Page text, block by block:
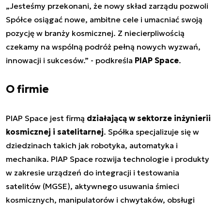
„Jesteśmy przekonani, że nowy skład zarządu pozwoli
Spółce osiągać nowe, ambitne cele i umacniać swoją
pozycję w branży kosmicznej. Z niecierpliwością
czekamy na wspólną podróż pełną nowych wyzwań,
innowacji i sukcesów.” - podkreśla PIAP Space.
O firmie
PIAP Space jest firmą działającą w sektorze inżynierii
kosmicznej i satelitarnej. Spółka specjalizuje się w
dziedzinach takich jak robotyka, automatyka i
mechanika. PIAP Space rozwija technologie i produkty
w zakresie urządzeń do integracji i testowania
satelitów (MGSE), aktywnego usuwania śmieci
kosmicznych, manipulatorów i chwytaków, obsługi